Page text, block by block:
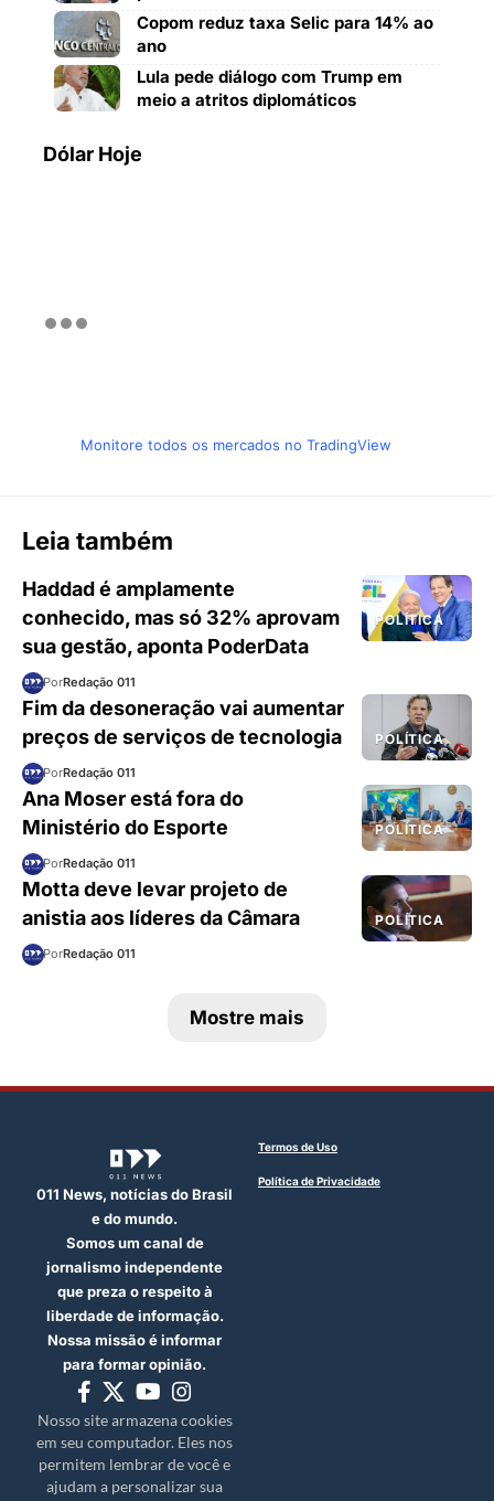
Copom reduz taxa Selic para 14% ao
ano
Lula pede diálogo com Trump em
meio a atritos diplomáticos
Dólar Hoje
Monitore todos os mercados no TradingView
Leia também
POLÍTICA
Haddad é amplamente
conhecido, mas só 32% aprovam
sua gestão, aponta PoderData
PorRedação 011
POLÍTICA
Fim da desoneração vai aumentar
preços de serviços de tecnologia
PorRedação 011
POLÍTICA
Ana Moser está fora do
Ministério do Esporte
PorRedação 011
POLÍTICA
Motta deve levar projeto de
anistia aos líderes da Câmara
PorRedação 011
Mostre mais
011 News, notícias do Brasil
e do mundo.
Somos um canal de
jornalismo independente
que preza o respeito à
liberdade de informação.
Nossa missão é informar
para formar opinião.
Nosso site armazena cookies
em seu computador. Eles nos
permitem lembrar de você e
ajudam a personalizar sua
Termos de Uso
Política de Privacidade